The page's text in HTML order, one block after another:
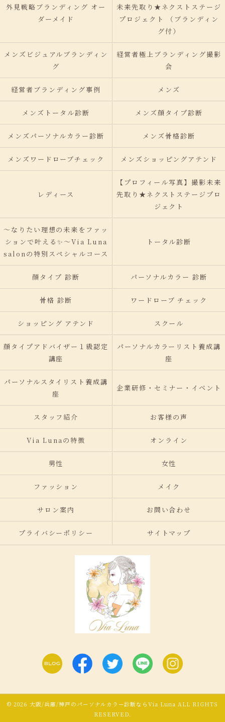
外見戦略ブランディング オー
ダーメイド
未来先取り★ネクストステージ
プロジェクト （ブランディン
グ付）
メンズビジュアルブランディン
グ
経営者極上ブランディング撮影
会
経営者ブランディング事例 メンズ
メンズトータル診断 メンズ顔タイプ診断
メンズパーソナルカラー診断 メンズ骨格診断
メンズワードローブチェック メンズショッピングアテンド
レディース
【プロフィール写真】撮影未来
先取り★ネクストステージプロ
ジェクト
〜なりたい理想の未来をファッ
ションで叶える✨〜Via Luna
salonの特別スペシャルコース
トータル診断
顔タイプ 診断 パーソナルカラー 診断
骨格 診断 ワードローブ チェック
ショッピング アテンド スクール
顔タイプアドバイザー１級認定
講座
パーソナルカラーリスト養成講
座
パーソナルスタイリスト養成講
座
企業研修・セミナー・イベント
スタッフ紹介 お客様の声
Via Lunaの特徴 オンライン
男性 女性
ファッション メイク
サロン案内 お問い合わせ
プライバシーポリシー サイトマップ
© 2026 大阪/兵庫/神戸のパーソナルカラー診断ならVia Luna ALL RIGHTS
RESERVED.